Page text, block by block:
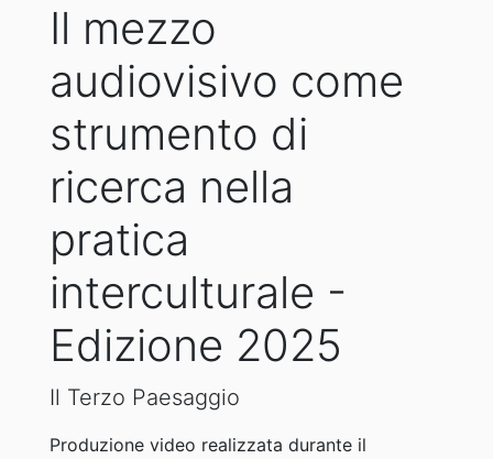
Il mezzo
audiovisivo come
strumento di
ricerca nella
pratica
interculturale -
Edizione 2025
Il Terzo Paesaggio
Produzione video realizzata durante il